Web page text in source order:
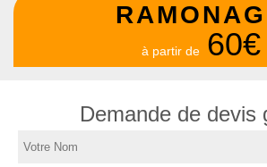
à partir de 60€
Demande de devis